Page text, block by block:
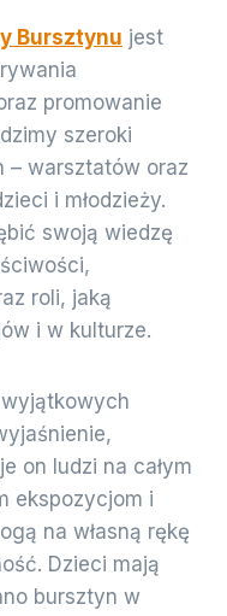
Bursztynu jest
promowanie
szeroki
– warsztatów oraz
i młodzieży.
swoją wiedzę
roli, jaką
i w kulturze.
on ludzi na całym
ekspozycjom i
na własną rękę
Dzieci mają
bursztyn w